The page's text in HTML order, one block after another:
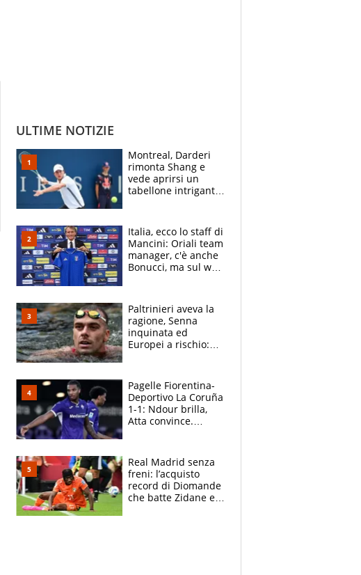
ULTIME NOTIZIE
Montreal, Darderi
rimonta Shang e
vede aprirsi un
tabellone intrigante:
felice del mio livello"
Italia, ecco lo staff di
Mancini: Oriali team
manager, c'è anche
Bonucci, ma sul web
Paltrinieri aveva la
ragione, Senna
inquinata ed
Europei a rischio:
adesso
Pagelle Fiorentina-
Deportivo La Coruña
1-1: Ndour brilla,
Atta convince.
Real Madrid senza
freni: l’acquisto
record di Diomande
che batte Zidane e